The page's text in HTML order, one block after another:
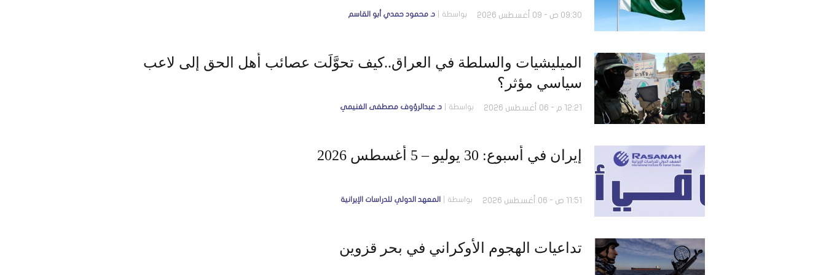
09:30 ص - 09 أغسطس 2026 بواسطة د. محمود حمدي أبو القاسم
الميليشيات والسلطة في العراق..كيف تحوَّلَت عصائب أهل الحق إلى لاعب
سياسي مؤثر؟
12:21 م - 06 أغسطس 2026 بواسطة د. عبدالرؤوف مصطفى الغنيمي
إيران في أسبوع: 30 يوليو – 5 أغسطس 2026
11:51 ص - 06 أغسطس 2026 بواسطة المعهد الدولي للدراسات الإيرانية
تداعيات الهجوم الأوكراني في بحر قزوين